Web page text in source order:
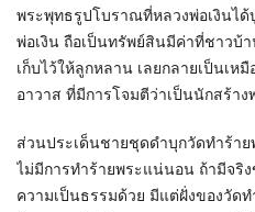
พระพุทธรูปโบราณที่หลวงพ่อเงินได้
พ่อเงิน ถือเป็นทรัพย์สินมีค่าที่ชาวบ้
เก็บไว้ให้ลูกหลาน เลยกลายเป็นเห
อาวาส ที่มีการโจมตีว่าเป็นนักสร้า
ส่วนประเด็นชายชุดดำบุกวัดทำร้า
ไม่มีการทำร้ายพระแน่นอน ถ้ามีจริ
ความเป็นธรรมด้วย มีแต่ฝั่งของวัด